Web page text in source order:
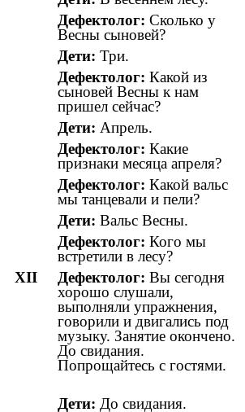
Дефектолог: Сколько у
Весны сыновей?
Дети: Три.
Дефектолог: Какой из
сыновей Весны к нам
пришел сейчас?
Дети: Апрель.
Дефектолог: Какие
признаки месяца апреля?
Дефектолог: Какой вальс
мы танцевали и пели?
Дети: Вальс Весны.
Дефектолог: Кого мы
встретили в лесу?
XII
Дефектолог: Вы сегодня
хорошо слушали,
выполняли упражнения,
говорили и двигались под
музыку. Занятие окончено.
До свидания.
Попрощайтесь с гостями.
Дети: До свидания.